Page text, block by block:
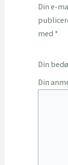
Din e-
med *
Din
Din